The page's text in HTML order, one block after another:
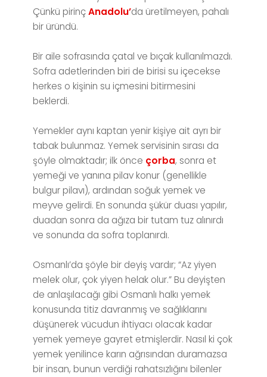
Çünkü pirinçAnadolu’da üretilmeyen, pahalı
bir üründü.
Bir aile sofrasında çatal ve bıçak kullanılmazdı.
Sofra adetlerinden biri de birisi su içecekse
herkes o kişinin su içmesini bitirmesini
beklerdi.
Yemekler aynı kaptan yenir kişiye ait ayrı bir
tabak bulunmaz. Yemek servisinin sırası da
şöyle olmaktadır; ilk önce çorba, sonra et
yemeği ve yanına pilav konur (genellikle
bulgur pilavı), ardından soğuk yemek ve
meyve gelirdi. En sonunda şükür duası yapılır,
duadan sonra da ağıza bir tutam tuz alınırdı
ve sonunda da sofra toplanırdı.
Osmanlı’da şöyle bir deyiş vardır; “Az yiyen
melek olur, çok yiyen helak olur.” Bu deyişten
de anlaşılacağı gibi Osmanlı halkı yemek
konusunda titiz davranmış ve sağlıklarını
düşünerek vücudun ihtiyacı olacak kadar
yemek yemeye gayret etmişlerdir. Nasıl ki çok
yemek yenilince karın ağrısından duramazsa
bir insan, bunun verdiği rahatsızlığını bilenler